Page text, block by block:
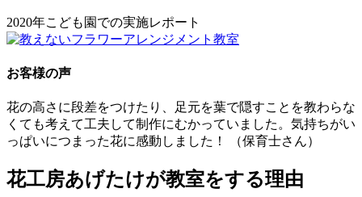
2020年こども園での実施レポート
お客様の声
花の高さに段差をつけたり、足元を葉で隠すことを教わらな
くても考えて工夫して制作にむかっていました。気持ちがい
っぱいにつまった花に感動しました！ （保育士さん）
花工房あげたけが教室をする理由